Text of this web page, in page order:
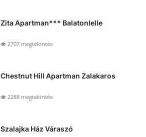
Zita Apartman*** Balatonlelle
2707 megtekintés
Chestnut Hill Apartman Zalakaros
2288 megtekintés
Szalajka Ház Váraszó